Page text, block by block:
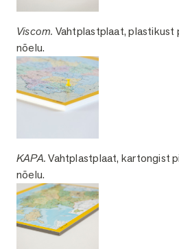
Viscom. Vahtplastplaat, plastikust
nõelu.
KAPA.Vahtplastplaat, kartongist
nõelu.